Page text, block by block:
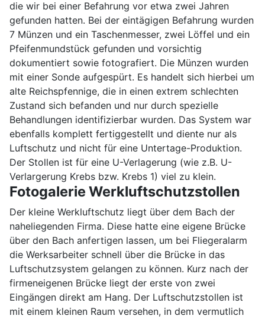
die wir bei einer Befahrung vor etwa zwei Jahren
gefunden hatten. Bei der eintägigen Befahrung wurden
7 Münzen und ein Taschenmesser, zwei Löffel und ein
Pfeifenmundstück gefunden und vorsichtig
dokumentiert sowie fotografiert. Die Münzen wurden
mit einer Sonde aufgespürt. Es handelt sich hierbei um
alte Reichspfennige, die in einen extrem schlechten
Zustand sich befanden und nur durch spezielle
Behandlungen identifizierbar wurden. Das System war
ebenfalls komplett fertiggestellt und diente nur als
Luftschutz und nicht für eine Untertage-Produktion.
Der Stollen ist für eine U-Verlagerung (wie z.B. U-
Verlargerung Krebs bzw. Krebs 1) viel zu klein.
Fotogalerie Werkluftschutzstollen
Der kleine Werkluftschutz liegt über dem Bach der
naheliegenden Firma. Diese hatte eine eigene Brücke
über den Bach anfertigen lassen, um bei Fliegeralarm
die Werksarbeiter schnell über die Brücke in das
Luftschutzsystem gelangen zu können. Kurz nach der
firmeneigenen Brücke liegt der erste von zwei
Eingängen direkt am Hang. Der Luftschutzstollen ist
mit einem kleinen Raum versehen, in dem vermutlich